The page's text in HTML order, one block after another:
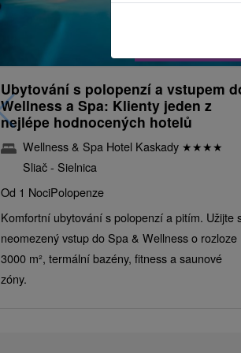
Ubytování s polopenzí a vstupem
Wellness a Spa: Klienty jeden z
nejlépe hodnocených hotelů
Wellness & Spa Hotel Kaskady ★★★★
Sliač - Sielnica
Od 1 NociPolopenze
Komfortní ubytování s polopenzí a pitím. Užijte
neomezený vstup do Spa & Wellness o rozloze
3000 m², termální bazény, fitness a saunové
zóny.